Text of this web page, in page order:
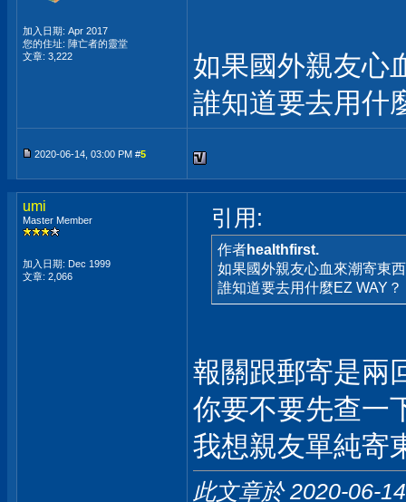
加入日期: Apr 2017
您的住址: 陣亡者的靈堂
文章: 3,222
如果國外親友心
誰知道要去用什
2020-06-14, 03:00 PM #5
umi
Master Member
加入日期: Dec 1999
文章: 2,066
引用:
作者healthfirst.
如果國外親友心血來潮寄東
誰知道要去用什麼EZ WAY？
報關跟郵寄是兩
你要不要先查一
我想親友單純寄
此文章於 2020-06-